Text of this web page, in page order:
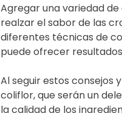
Agregar una variedad
realzar el sabor de las
diferentes técnicas de
puede ofrecer
Al seguir estos consejos
coliflor, que serán un
la calidad de los